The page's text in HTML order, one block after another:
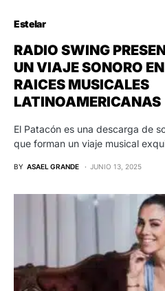
Estelar
RADIO SWING
UN VIAJE SONORO
RAICES MUSICALES
LATINOAMERICANAS
El Patacón es una descarga de
que forman un viaje musical
BY ASAEL GRANDE JUNIO 13, 2025